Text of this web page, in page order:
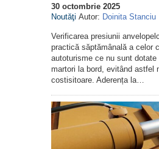
30 octombrie 2025
Noutăţi Autor: Doinita Stanciu
Verificarea presiunii
practică săptămânală a celor
autoturisme ce nu sunt
martori la bord, evitând astfel
costisitoare. Aderența la…